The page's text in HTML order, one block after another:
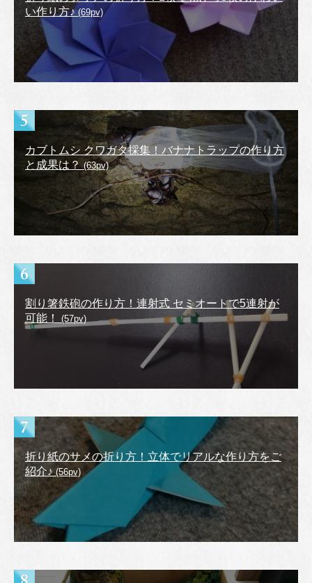
い作り方♪(69pv)
カブトムシ クワガタ採集！バナナトラップの作り方
と成果は？(63pv)
割り箸鉄砲の作り方！連射式 セミオートで5連射が
可能！
(57pv)
折り紙のサメの折り方！立体でリアルな作り方をご
紹介♪(56pv)